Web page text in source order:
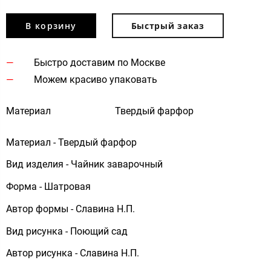
В корзину Быстрый заказ
Быстро доставим по Москве
Можем красиво упаковать
Материал Твердый фарфор
Материал - Твердый фарфор
Вид изделия - Чайник заварочный
Форма - Шатровая
Автор формы - Славина Н.П.
Вид рисунка - Поющий сад
Автор рисунка - Славина Н.П.